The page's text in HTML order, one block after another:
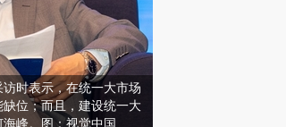
时表示，在统一大市场
位；而且，建设统一大
峰。图：视觉中国